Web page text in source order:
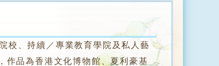
、持續／專業教育學院及私人藝
作品為香港文化博物館、夏利豪基